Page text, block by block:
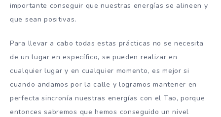
importante conseguir que nuestras energías se alineen y
que sean positivas.
Para llevar a cabo todas estas prácticas no se necesita
de un lugar en específico, se pueden realizar en
cualquier lugar y en cualquier momento, es mejor si
cuando andamos por la calle y logramos mantener en
perfecta sincronía nuestras energías con el Tao, porque
entonces sabremos que hemos conseguido un nivel